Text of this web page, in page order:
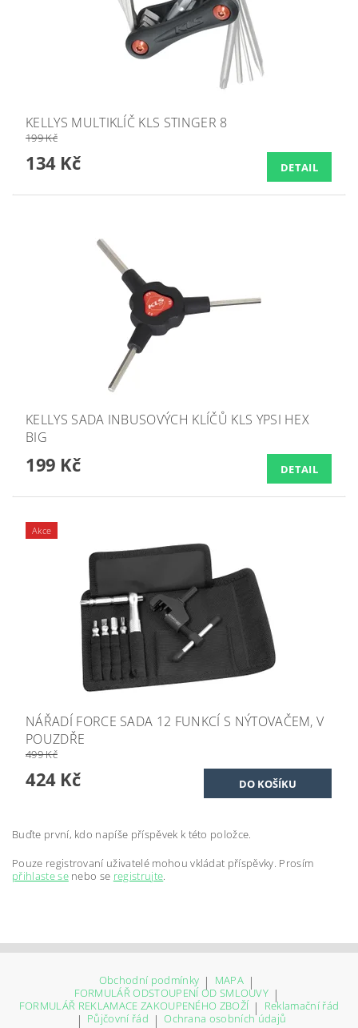
KELLYS MULTIKLÍČ KLS STINGER 8
199 Kč
134 Kč DETAIL
KELLYS SADA INBUSOVÝCH KLÍČŮ KLS YPSI HEX
BIG
199 Kč DETAIL
Akce
NÁŘADÍ FORCE SADA 12 FUNKCÍ S NÝTOVAČEM, V
POUZDŘE
499 Kč
424 Kč
Buďte první, kdo napíše příspěvek k této položce.
Pouze registrovaní uživatelé mohou vkládat příspěvky. Prosím
přihlaste senebo se registrujte.
Obchodní podmínky | MAPA |
FORMULÁŘ ODSTOUPENÍ OD SMLOUVY |
FORMULÁŘ REKLAMACE ZAKOUPENÉHO ZBOŽÍ | Reklamační řád
| Půjčovní řád | Ochrana osobních údajů